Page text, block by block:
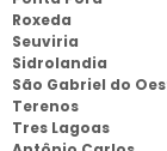
Roxeda
Seuviria
Sidrolandia
São Gabriel do
Terenos
Tres Lagoas